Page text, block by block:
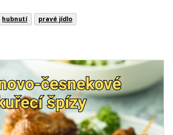
hubnutí pravé jídlo